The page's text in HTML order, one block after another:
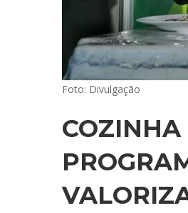
Foto: Divulgação